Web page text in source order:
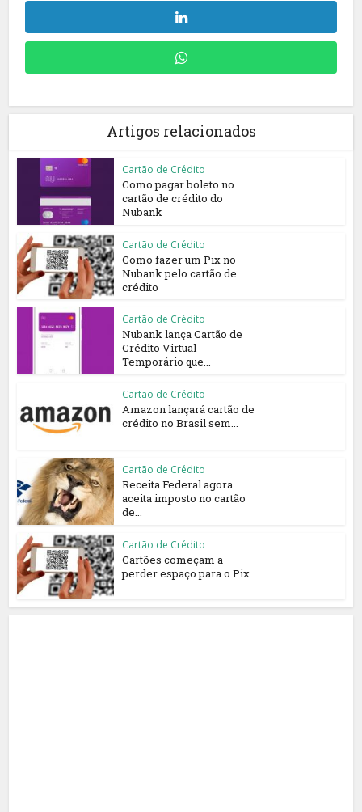
Artigos relacionados
Cartão de Crédito
Como pagar boleto no
cartão de crédito do
Nubank
Cartão de Crédito
Como fazer um Pix no
Nubank pelo cartão de
crédito
Cartão de Crédito
Nubank lança Cartão de
Crédito Virtual
Temporário que...
Cartão de Crédito
Amazon lançará cartão de
crédito no Brasil sem...
Cartão de Crédito
Receita Federal agora
aceita imposto no cartão
de...
Cartão de Crédito
Cartões começam a
perder espaço para o Pix